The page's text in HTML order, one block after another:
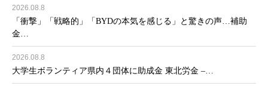
2026.08.8
「衝撃」「戦略的」「BYDの本気を感じる」と驚きの声…補助
金…
2026.08.8
大学生ボランティア県内４団体に助成金 東北労金 –…